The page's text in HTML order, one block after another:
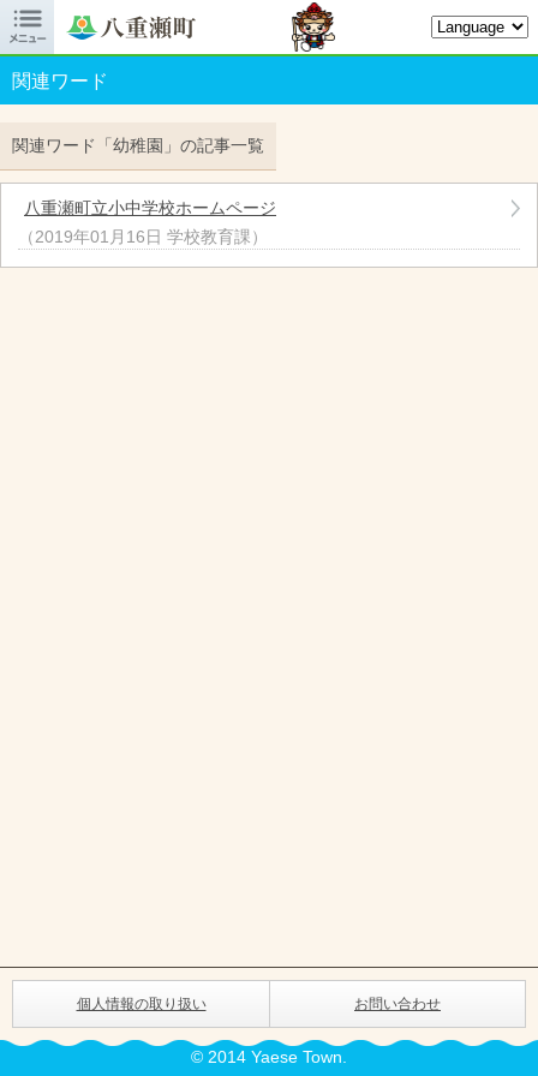
 八重瀬町オフィシャルサイト
関連ワード
関連ワード「幼稚園」の記事一覧
八重瀬町立小中学校ホームページ
（2019年01月16日 学校教育課 ）
個人情報の取り扱い お問い合わせ
© 2014 Yaese Town.